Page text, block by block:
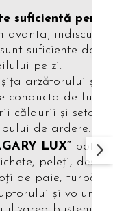
suficientă pentru
avantaj
sunt suficiente două-
pe zi.
arzătorului şi
conducta de fum
căldurii şi setarea
de ardere.
LUX” pot fi
peleți,
de paie, turbă,
şi volumul